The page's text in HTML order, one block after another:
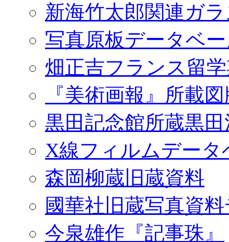
新海竹太郎関連ガ
写真原板データベ
畑正吉フランス留
『美術画報』所載
黒田記念館所蔵黒
X線フィルムデータ
森岡柳蔵旧蔵資料
國華社旧蔵写真資
今泉雄作『記事珠』